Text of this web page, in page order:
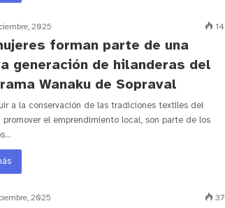
2025 14
forman parte de una
generación de hilanderas del
Wanaku de Sopraval
a la conservación de las tradiciones textiles del
promover el emprendimiento local, son parte de los
2025 37